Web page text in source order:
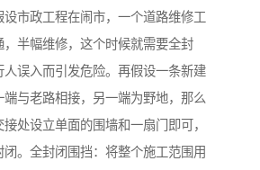
设市政工程在闹市，一个道路维修工
，半幅维修，这个时候就需要全封
人误入而引发危险。再假设一条新建
与老路相接，另一端为野地，那么
处设立单面的围墙和一扇门即可，
。全封闭围挡：将整个施工范围用